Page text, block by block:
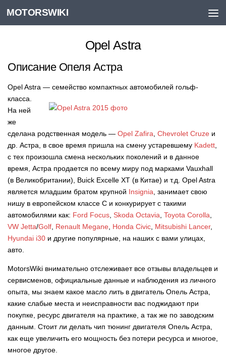
Skip to content
MOTORSWIKI
Opel Astra
Описание Опеля Астра
Opel Astra — семейство компактных автомобилей гольф-
класса.
На ней
же
сделана родственная модель — Opel Zafira Chevrolet Cruze и
др. Астра, в свое время пришла на смену устаревшему Kadett
с тех произошла смена нескольких поколений и в данное
время, Астра продается по всему миру под марками Vauxhall
(в Великобритании), Buick Excelle XT (в Китае) и т.д. Opel Astra
является младшим братом крупной Insignia , занимает свою
нишу в европейском классе С и конкурирует с такими
автомобилями как: Ford Focus Skoda Octavia Toyota Corolla
VW Jetta/Golf Renault Megane Honda Civic Mitsubishi Lancer,
Hyundai i30 и другие популярные, на наших с вами улицах,
авто.
MotorsWiki внимательно отслеживает все отзывы владельцев и
сервисменов, официальные данные и наблюдения из личного
опыта, мы знаем какое масло лить в двигатель Опель Астра,
какие слабые места и неисправности вас поджидают при
покупке, ресурс двигателя на практике, а так же по заводским
данным. Стоит ли делать чип тюнинг двигателя Опель Астра,
как еще увеличить его мощность без потери ресурса и многое,
многое другое.